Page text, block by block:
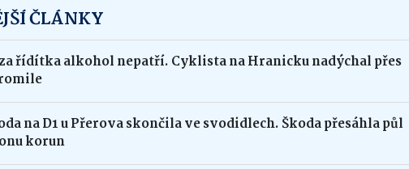
ČLÁNKY
řídítka alkohol nepatří. Cyklista na Hranicku nadýchal přes
na D1 u Přerova skončila ve svodidlech. Škoda přesáhla půl
korun